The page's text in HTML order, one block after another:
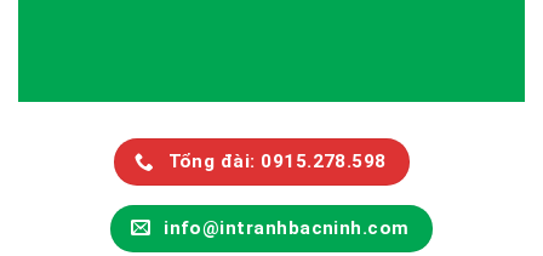
Tổng đài: 0915.278.598
info@intranhbacninh.com